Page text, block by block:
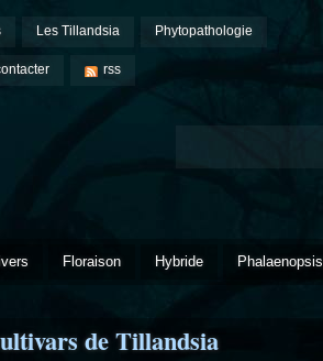
Les Tillandsia Phytopathologie
rss
Floraison Hybride Phalaenopsis
de Tillandsia